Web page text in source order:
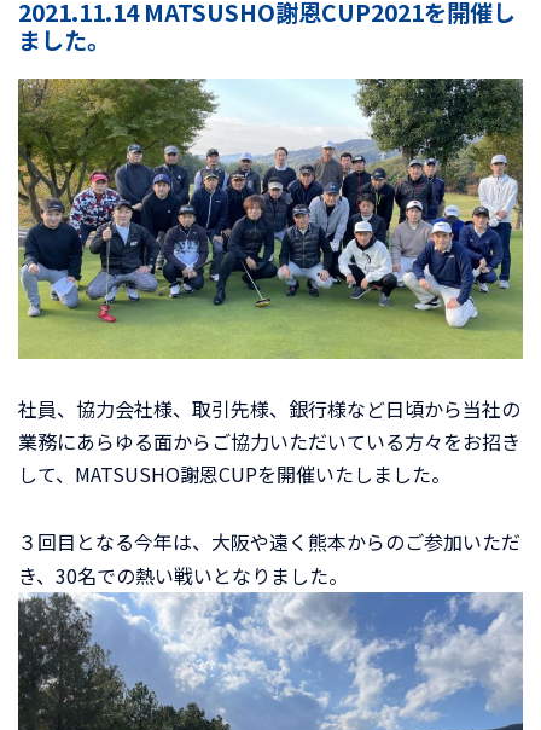
2021.11.14 MATSUSHO謝恩CUP2021を開催し
ました。
社員、協力会社様、取引先様、銀行様など日頃から当社の
業務にあらゆる面からご協力いただいている方々をお招き
して、MATSUSHO謝恩CUPを開催いたしました。
３回目となる今年は、大阪や遠く熊本からのご参加いただ
き、30名での熱い戦いとなりました。